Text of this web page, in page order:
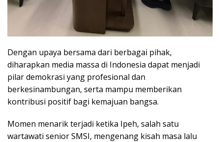
Dengan upaya bersama dari berbagai pihak,
diharapkan media massa di Indonesia dapat menjadi
pilar demokrasi yang profesional dan
berkesinambungan, serta mampu memberikan
kontribusi positif bagi kemajuan bangsa.
Momen menarik terjadi ketika Ipeh, salah satu
wartawati senior SMSI, mengenang kisah masa lalu